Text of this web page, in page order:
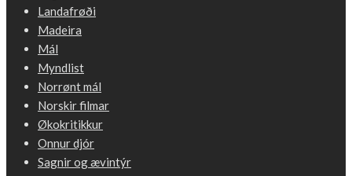
Landafrøði
Madeira
Mál
Myndlist
Norrønt mál
Norskir filmar
Økokritikkur
Onnur djór
Sagnir og ævintýr